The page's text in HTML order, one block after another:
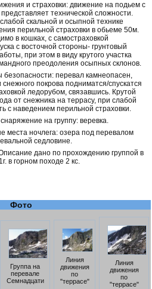
и страховки: движение на подьем с
технической сложности.
скальной и осыпной технике
перильной страховки в обьеме 50м.
в кошках, с самостраховкой
с восточной стороны- грунтовый
при этом в виду крутого участка
преодоления осыпных склонов.
перевал камнеопасен,
покрова подниматся/спускатся
ледорубом, связавшись. Крутой
от снежника на террасу, при слабой
с наведением перильной страховки.
на группу: веревка.
места ночлега: озера под перевалом
седловине.
дано по прохождению группой в
в горном походе 2 кс.
Фото
Группа на
перевале
Семнадцати
Линия
движения
по
"террасе"
Линия
движения
по
"террасе"